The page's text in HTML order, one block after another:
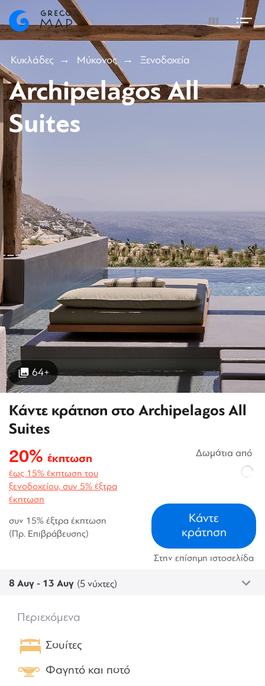
Κυκλάδες Μύκονος Ξενοδοχεία
Archipelagos All
Suites
64+
Κάντε κράτηση στο Archipelagos All
Suites
20% έκπτωση
έως 15% έκπτωση του
ξενοδοχείου, συν 5% έξτρα
έκπτωση
συν 15% έξτρα έκπτωση
(Πρ. Επιβράβευσης)
Δωμάτια από
Κάντε
κράτηση
Στην επίσημη ιστοσελίδα
8 Αυγ - 13 Αυγ (5 νύχτες)
Περιεχόμενα
Σουίτες
Φαγητό και ποτό